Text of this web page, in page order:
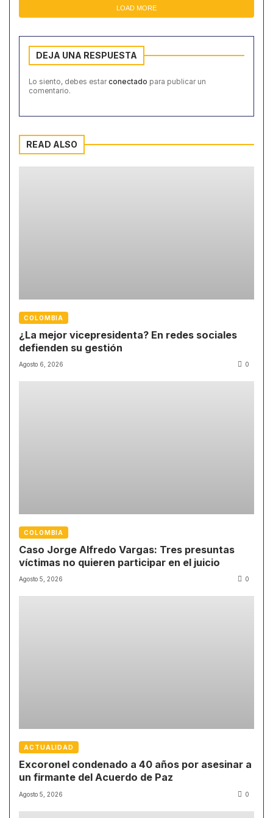
LOAD MORE
DEJA UNA RESPUESTA
Lo siento, debes estar conectado para publicar un
comentario.
READ ALSO
COLOMBIA
¿La mejor vicepresidenta? En redes sociales
defienden su gestión
Agosto 6, 2026 0
COLOMBIA
Caso Jorge Alfredo Vargas: Tres presuntas
víctimas no quieren participar en el juicio
Agosto 5, 2026 0
ACTUALIDAD
Excoronel condenado a 40 años por asesinar a
un firmante del Acuerdo de Paz
Agosto 5, 2026 0